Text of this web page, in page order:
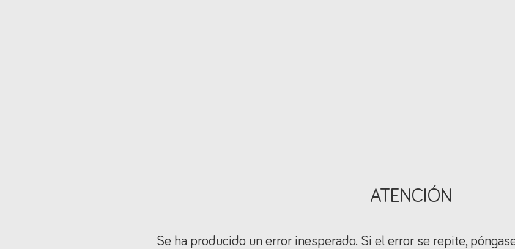
ATENCIÓN
Se ha producido un error inesperado. Si el error se repite,